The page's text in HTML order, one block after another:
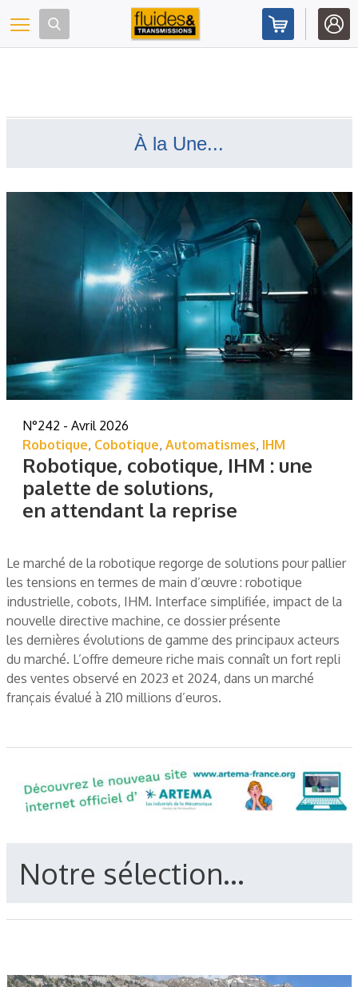
Toggle navigation
À la Une...
N°242 - Avril 2026
Robotique, Cobotique, Automatismes, IHM
Robotique, cobotique, IHM : une
palette de solutions,
en attendant la reprise
Le marché de la robotique regorge de solutions pour pallier
les tensions en termes de main d’œuvre : robotique
industrielle, cobots, IHM. Interface simplifiée, impact de la
nouvelle directive machine, ce dossier présente
les dernières évolutions de gamme des principaux acteurs
du marché. L’offre demeure riche mais connaît un fort repli
des ventes observé en 2023 et 2024, dans un marché
français évalué à 210 millions d’euros.
Notre sélection...
Panneau de gestion des cookies